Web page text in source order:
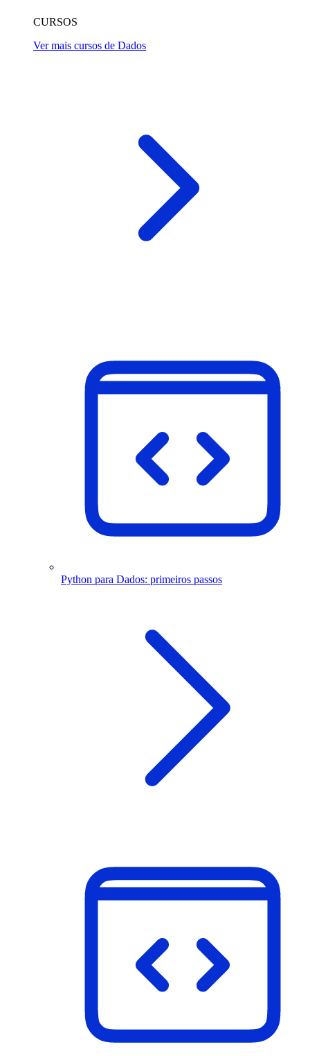
CURSOS
Ver mais cursos de Dados
Python para Dados: primeiros passos